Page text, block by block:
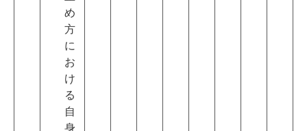
め
方
に
お
け
る
自
身